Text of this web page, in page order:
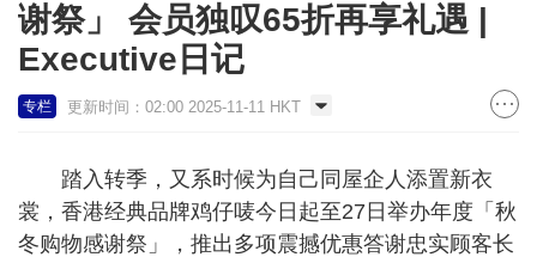
谢祭」 会员独叹65折再享礼遇 |
Executive日记
专栏 更新时间：02:00 2025-11-11 HKT
踏入转季，又系时候为自己同屋企人添置新衣
裳，香港经典品牌鸡仔唛今日起至27日举办年度「秋
冬购物感谢祭」，推出多项震撼优惠答谢忠实顾客长